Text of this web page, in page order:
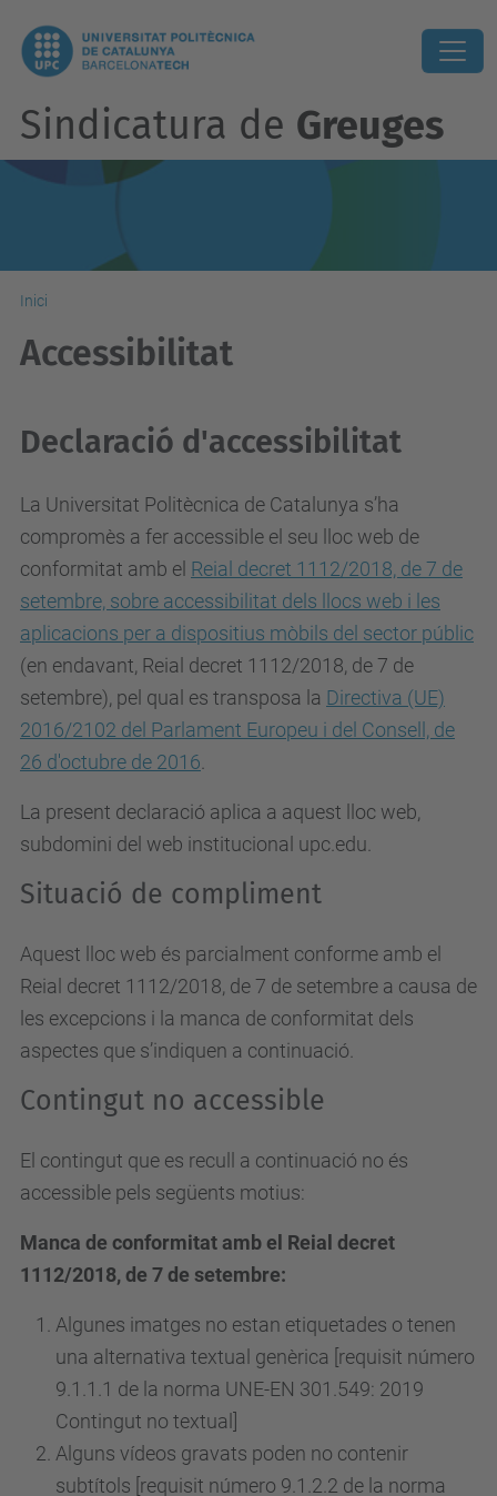
Sindicatura de Greuges
Inici
Accessibilitat
Declaració d'accessibilitat
La Universitat Politècnica de Catalunya s’ha
compromès a fer accessible el seu lloc web de
conformitat amb el Reial decret 1112/2018, de 7 de
setembre, sobre accessibilitat dels llocs web i les
aplicacions per a dispositius mòbils del sector públic
(en endavant, Reial decret 1112/2018, de 7 de
setembre), pel qual es transposa la Directiva (UE)
2016/2102 del Parlament Europeu i del Consell, de
26 d'octubre de 2016
La present declaració aplica a aquest lloc web,
subdomini del web institucional upc.edu.
Situació de compliment
Aquest lloc web és parcialment conforme amb el
Reial decret 1112/2018, de 7 de setembre a causa de
les excepcions i la manca de conformitat dels
aspectes que s’indiquen a continuació.
Contingut no accessible
El contingut que es recull a continuació no és
accessible pels següents motius:
Manca de conformitat amb el Reial decret
1112/2018, de 7 de setembre:
Algunes imatges no estan etiquetades o tenen
una alternativa textual genèrica [requisit número
9.1.1.1 de la norma UNE-EN 301.549: 2019
Contingut no textual]
Alguns vídeos gravats poden no contenir
subtítols [requisit número 9.1.2.2 de la norma